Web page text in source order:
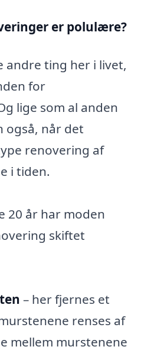
er polulære?
andre ting her i livet,
for
lige som al anden
også, når det
renovering af
i tiden.
20 år har moden
skiftet
– her fjernes et
renses af
mellem murstenene